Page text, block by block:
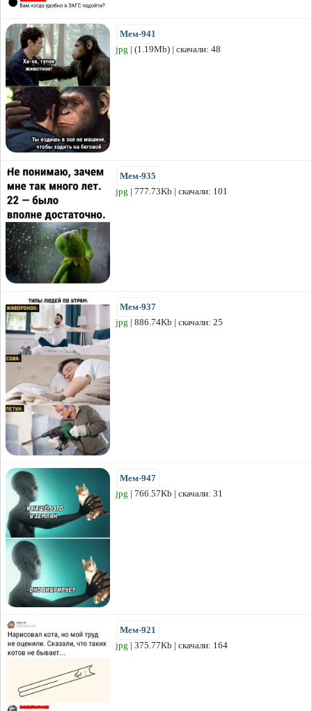
Мем-941
jpg | (1.19Mb) | скачали: 48
Мем-935
jpg | 777.73Kb | скачали: 101
Мем-937
jpg | 886.74Kb | скачали: 25
Мем-947
jpg | 766.57Kb | скачали: 31
Мем-921
jpg | 375.77Kb | скачали: 164